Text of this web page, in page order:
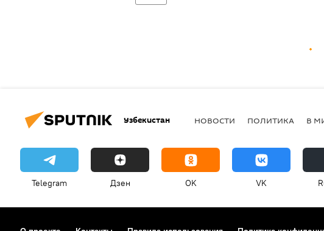
Узбекистан НОВОСТИ ПОЛИТИКА В
Telegram Дзен OK VK